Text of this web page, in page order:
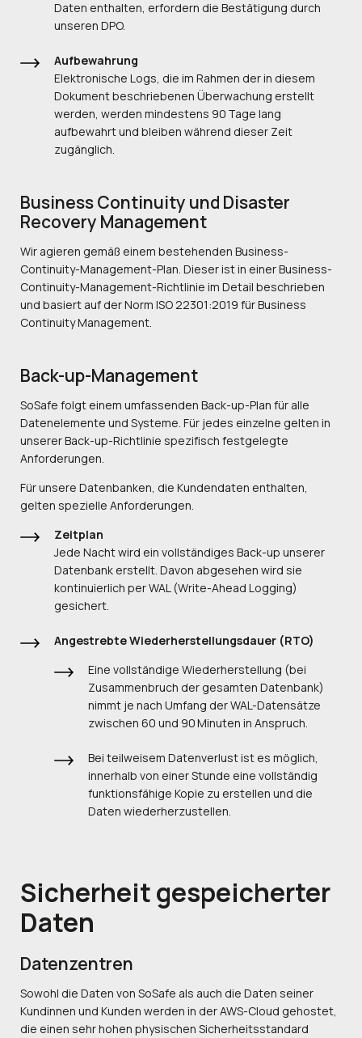
Daten enthalten, erfordern die Bestätigung durch
unseren DPO.
Aufbewahrung
Elektronische Logs, die im Rahmen der in diesem
Dokument beschriebenen Überwachung erstellt
werden, werden mindestens 90 Tage lang
aufbewahrt und bleiben während dieser Zeit
zugänglich.
Business Continuity und Disaster
Recovery Management
Wir agieren gemäß einem bestehenden Business-
Continuity-Management-Plan. Dieser ist in einer Business-
Continuity-Management-Richtlinie im Detail beschrieben
und basiert auf der Norm ISO 22301:2019 für Business
Continuity Management.
Back-up-Management
SoSafe folgt einem umfassenden Back-up-Plan für alle
Datenelemente und Systeme. Für jedes einzelne gelten in
unserer Back-up-Richtlinie spezifisch festgelegte
Anforderungen.
Für unsere Datenbanken, die Kundendaten enthalten,
gelten spezielle Anforderungen.
Zeitplan
Jede Nacht wird ein vollständiges Back-up unserer
Datenbank erstellt. Davon abgesehen wird sie
kontinuierlich per WAL (Write-Ahead Logging)
gesichert.
Angestrebte Wiederherstellungsdauer (RTO)
Eine vollständige Wiederherstellung (bei
Zusammenbruch der gesamten Datenbank)
nimmt je nach Umfang der WAL-Datensätze
zwischen 60 und 90 Minuten in Anspruch.
Bei teilweisem Datenverlust ist es möglich,
innerhalb von einer Stunde eine vollständig
funktionsfähige Kopie zu erstellen und die
Daten wiederherzustellen.
Sicherheitgespeicherter
Daten
Datenzentren
Sowohl die Daten von SoSafe als auch die Daten seiner
Kundinnen und Kunden werden in der AWS-Cloud gehostet,
die einen sehr hohen physischen Sicherheitsstandard